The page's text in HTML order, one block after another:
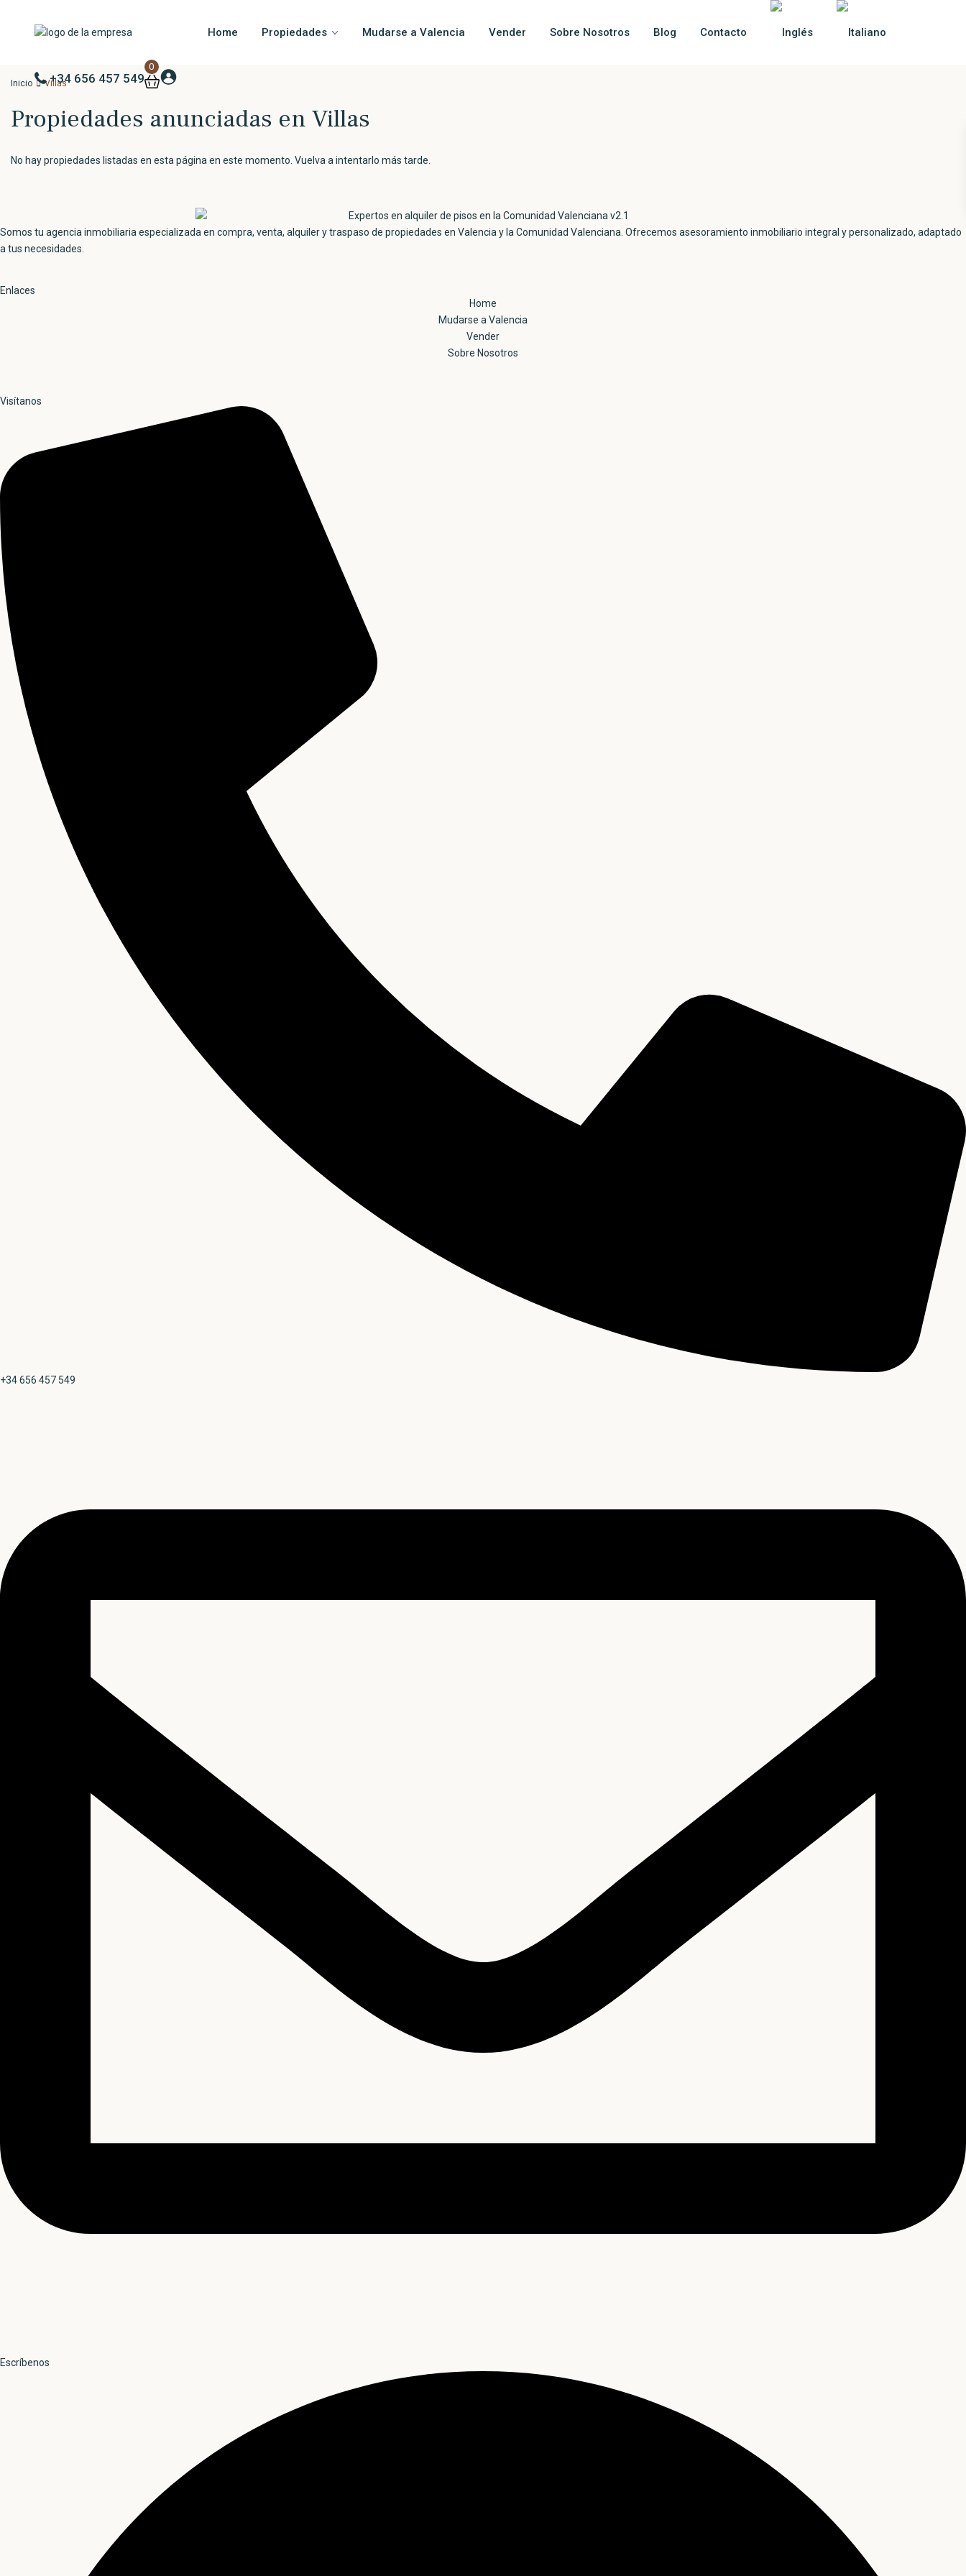
Home Propiedades Mudarse a Valencia Vender Sobre Nosotros Blog Contacto
+34 656 457 549
0
Inicio Villas
Propiedades anunciadas en Villas
No hay propiedades listadas en esta página en este momento. Vuelva a intentarlo más tarde.
Somos tu agencia inmobiliaria especializada en compra, venta, alquiler y traspaso de propiedades en Valencia y la Comunidad Valenciana. Ofrecemos asesoramiento inmobiliario integral y personalizado, adaptado
a tus necesidades.
Enlaces
Home
Mudarse a Valencia
Vender
Sobre Nosotros
Visítanos
+34 656 457 549
Escríbenos